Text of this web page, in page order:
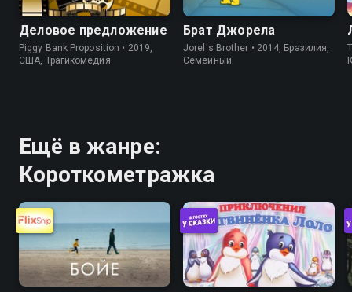
Деловое предложение
Piggy Bank Proposition • 2019,
США, Трагикомедия
Брат Джорела
Jorel's Brother • 2014, Бразилия,
Cемейный
Ещё в жанре:
Короткометражка